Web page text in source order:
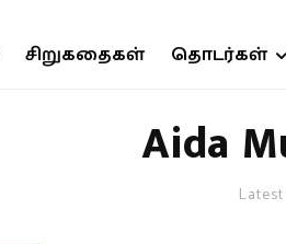
சிறுகதைகள் தொடர்கள்
Aida
Latest